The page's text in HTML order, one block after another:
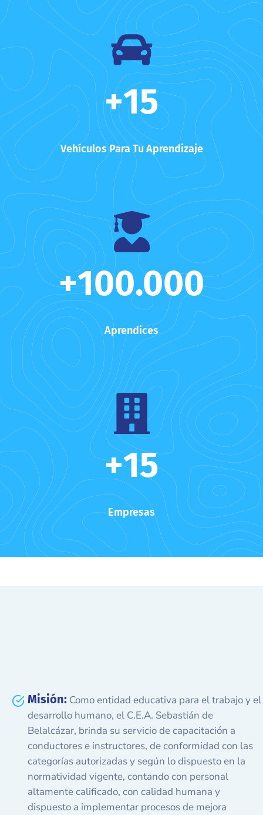
+15
Vehículos Para Tu Aprendizaje
+100.000
Aprendices
+15
Empresas
Misión: Como entidad educativa para el trabajo y el
desarrollo humano, el C.E.A. Sebastián de
Belalcázar, brinda su servicio de capacitación a
conductores e instructores, de conformidad con las
categorías autorizadas y según lo dispuesto en la
normatividad vigente, contando con personal
altamente calificado, con calidad humana y
dispuesto a implementar procesos de mejora